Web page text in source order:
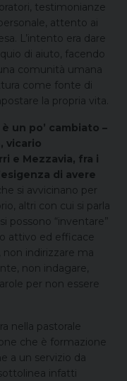
testimonianze
attento ai
L’intento era dare
di aiuto, facendo
comunità umana
come fonte di
la propria vita.
un po’ cambiato –
vicario
e Mezzavia, fra i
di avere
si avvicinano per
altri con cui si parla
possono “inventare”
attivo ed efficace
indirizzare ma
non indagare,
per non essere
nella pastorale
che è formazione
a un servizio da
infatti